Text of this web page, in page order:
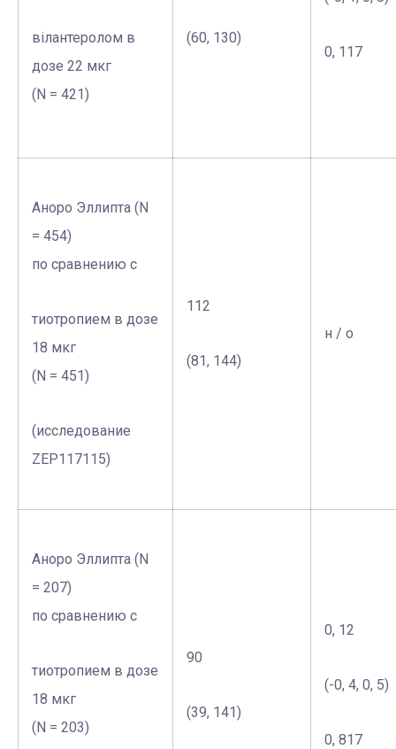
вілантеролом в
дозе 22 мкг
(N = 421)
(60, 130)
0, 117
Аноро Эллипта (N
= 454)
по сравнению с
тиотропием в дозе
18 мкг
(N = 451)
(исследование
ZEP117115)
112
(81, 144)
н / о
Аноро Эллипта (N
= 207)
по сравнению с
тиотропием в дозе
18 мкг
(N = 203)
90
(39, 141)
0, 12
(-0, 4, 0, 5)
0, 817